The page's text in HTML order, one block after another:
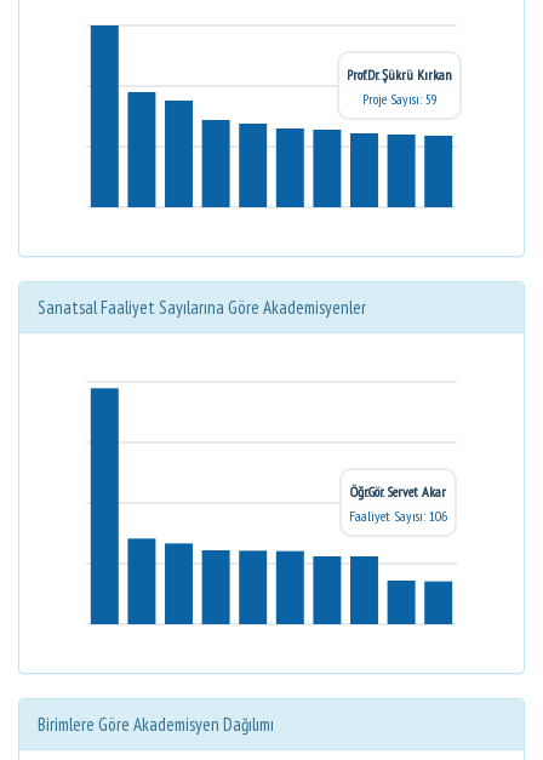
Prof.Dr. Şükrü Kırkan
Proje Sayısı: 59
Sanatsal Faaliyet Sayılarına Göre Akademisyenler
Öğr.Gör. Servet Akar
Faaliyet Sayısı: 106
Birimlere Göre Akademisyen Dağılımı